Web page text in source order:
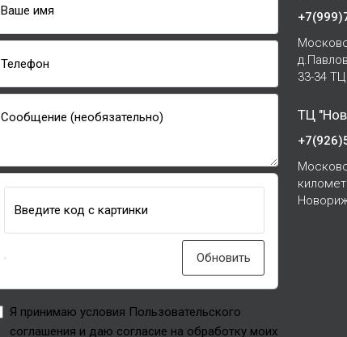
Ваше имя
Телефон
Сообщение (необязательно)
Введите код с картинки
Обновить
Я принимаю условия Пользовательского
соглашения и даю согласие на обработку моих
33-34
ТЦ